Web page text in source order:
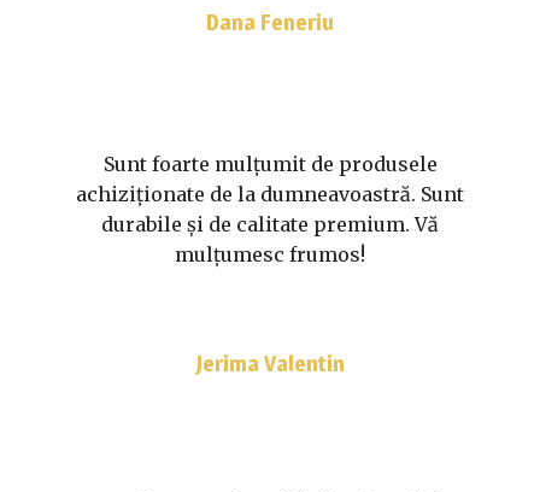
Dana Feneriu
Sunt foarte mulțumit de produsele
achiziționate de la dumneavoastră. Sunt
durabile și de calitate premium. Vă
mulțumesc frumos!
Jerima Valentin